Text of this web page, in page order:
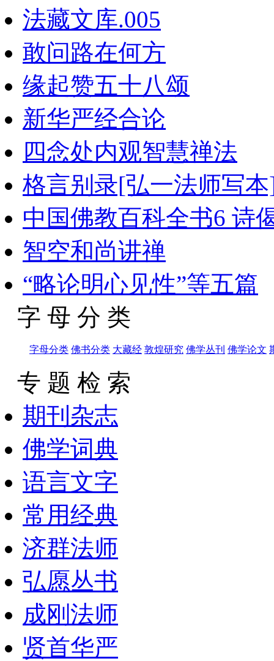
法藏文库.005
敢问路在何方
缘起赞五十八颂
新华严经合论
四念处内观智慧禅法
格言别录[弘一法师写
中国佛教百科全书6 诗
智空和尚讲禅
“略论明心见性”等五篇
字 母 分 类
字母分类 佛书分类 大藏经 敦煌研究 佛学丛刊 佛学论文
专 题 检 索
期刊杂志
佛学词典
语言文字
常用经典
济群法师
弘愿丛书
成刚法师
贤首华严